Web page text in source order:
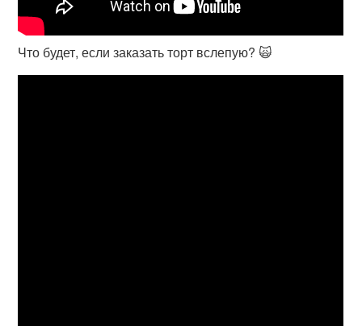
Что будет, если заказать торт вслепую? 🙀